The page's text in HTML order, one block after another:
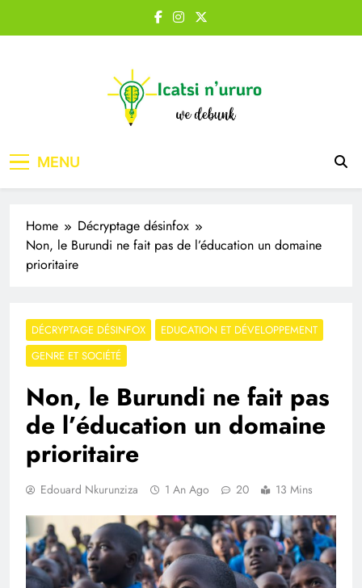
MENU
Home
Décryptage désinfox
Non, le Burundi ne fait pas de l’éducation un domaine
prioritaire
DÉCRYPTAGE DÉSINFOX
EDUCATION ET DÉVELOPPEMENT
GENRE ET SOCIÉTÉ
Non, le Burundi ne fait pas
de l’éducation un domaine
prioritaire
Edouard Nkurunziza 1 An Ago 20 13 Mins